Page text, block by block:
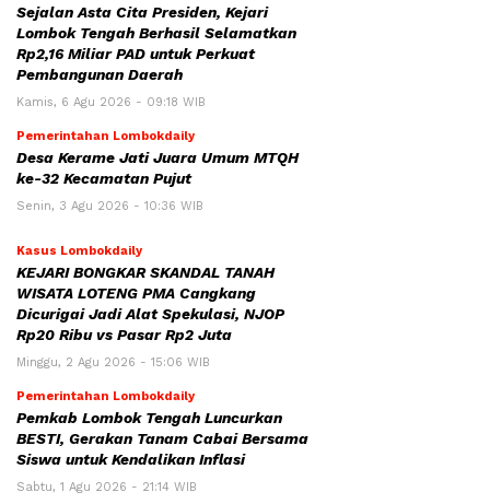
Sejalan Asta Cita Presiden, Kejari
Lombok Tengah Berhasil Selamatkan
Rp2,16 Miliar PAD untuk Perkuat
Pembangunan Daerah
Kamis, 6 Agu 2026 - 09:18 WIB
Pemerintahan Lombokdaily
Desa Kerame Jati Juara Umum MTQH
ke-32 Kecamatan Pujut
Senin, 3 Agu 2026 - 10:36 WIB
Kasus Lombokdaily
KEJARI BONGKAR SKANDAL TANAH
WISATA LOTENG PMA Cangkang
Dicurigai Jadi Alat Spekulasi, NJOP
Rp20 Ribu vs Pasar Rp2 Juta
Minggu, 2 Agu 2026 - 15:06 WIB
Pemerintahan Lombokdaily
Pemkab Lombok Tengah Luncurkan
BESTI, Gerakan Tanam Cabai Bersama
Siswa untuk Kendalikan Inflasi
Sabtu, 1 Agu 2026 - 21:14 WIB